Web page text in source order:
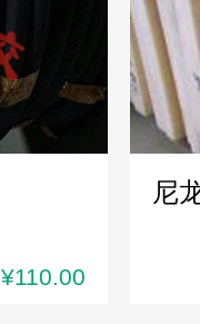
¥110.00
尼